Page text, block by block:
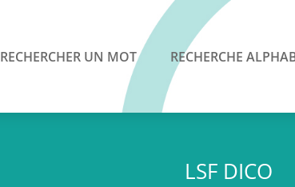
RECHERCHER UN MOT RECHERCHE
LSF DICO